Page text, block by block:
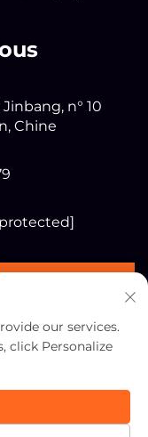
n° 10
Chine
and Export
- Politique de
our services.
click Personalize